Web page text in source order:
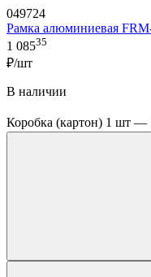
049724
Рамка алюминиевая
1 08535
₽/шт
В наличии
Коробка (картон) 1 шт —